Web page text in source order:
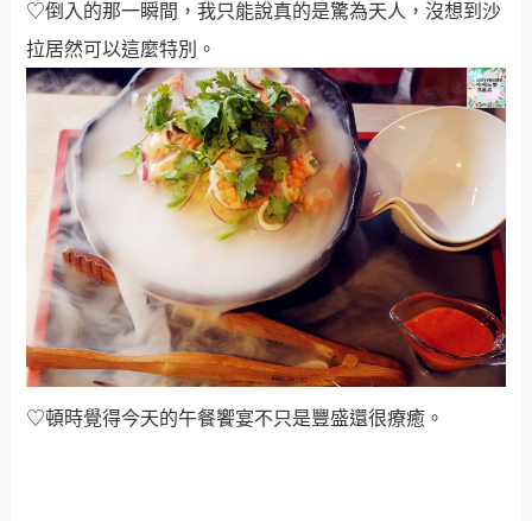
♡倒入的那一瞬間，我只能說真的是驚為天人，沒想到沙
拉居然可以這麼特別。
♡頓時覺得今天的午餐饗宴不只是豐盛還很療癒。